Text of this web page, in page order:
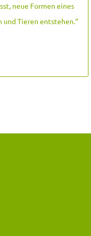
neue Formen eines
und Tieren entstehen.“